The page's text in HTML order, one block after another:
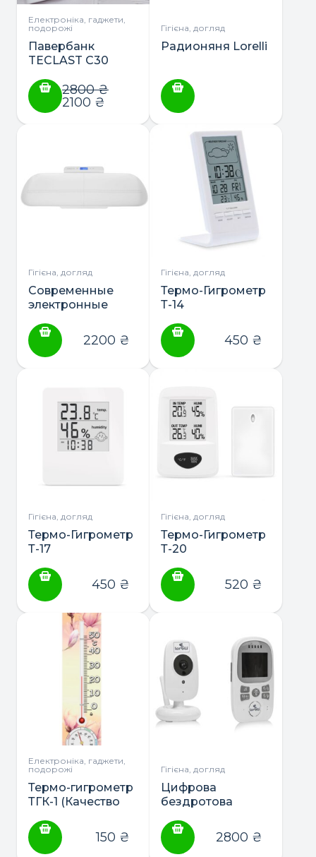
Електроніка, гаджети,
подорожі
Павербанк
TECLAST C30
30000М2800₴
2100 ₴
Гігієна, догляд
Радионяня Lorelli
Гігієна, догляд
Современные
электронные
BabyOno до 100
кг. (с bluetooth)
2200 ₴
Гігієна, догляд
Термо-Гигрометр
Т-14
450 ₴
Гігієна, догляд
Термо-Гигрометр
Т-17
450 ₴
Гігієна, догляд
Термо-Гигрометр
Т-20
520 ₴
Електроніка, гаджети,
подорожі
Термо-гигрометр
ТГК-1 (Качество
150 ₴
Гігієна, догляд
Цифрова
бездротова
Safeness ТМ
Lorelli
2800 ₴